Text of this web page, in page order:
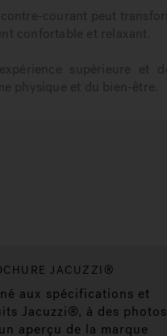
courant peut
confortable et relaxant.
supérieure et
physique et du bien-être.
JACUZZI®
aux spécifications et
Jacuzzi®, à des
aperçu de la marque